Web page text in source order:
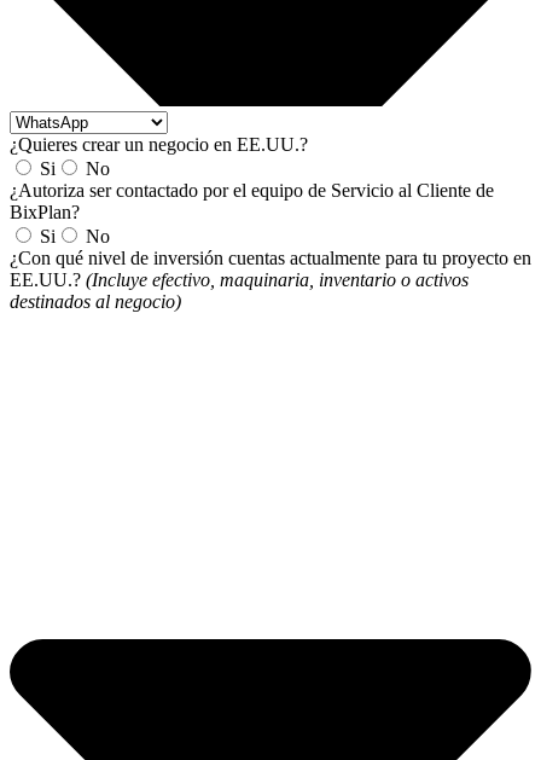
¿Quieres crear un negocio en EE.UU.?
Si
No
¿Autoriza ser contactado por el equipo de Servicio al Cliente de
BixPlan?
Si
No
¿Con qué nivel de inversión cuentas actualmente para tu proyecto en
EE.UU.? (Incluye efectivo, maquinaria, inventario o activos
destinados al negocio)